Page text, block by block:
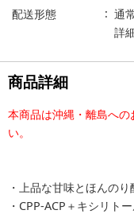
配送形態
通
詳
商品詳細
本商品は沖縄・離島へ
い。
・上品な甘味とほんの
・CPP-ACP＋キシリト